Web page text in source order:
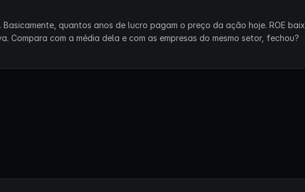
quantos anos de lucro pagam o preço da ação hoje. ROE
Compara com a média dela e com as empresas do mesmo setor, fechou?